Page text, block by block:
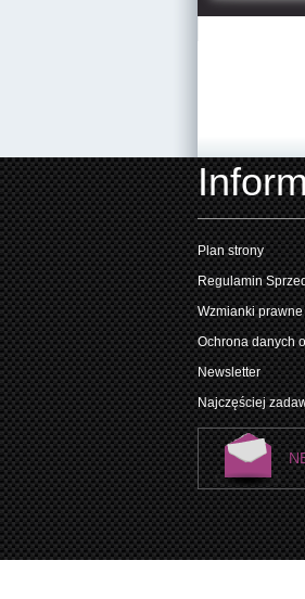
Plan strony
Regulamin
Wzmianki prawne
Ochrona danych
Newsletter
Najczęściej